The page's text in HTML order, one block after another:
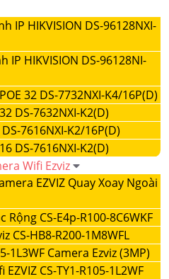
IP HIKVISION DS-96128NXI-
IP HIKVISION DS-96128NI-
32 DS-7732NXI-K4/16P(D)
DS-7632NXI-K2(D)
7616NXI-K2/16P(D)
DS-7616NXI-K2(D)
Wifi Ezviz
EZVIZ Quay Xoay Ngoài
Rộng CS-E4p-R100-8C6WKF
CS-HB8-R200-1M8WFL
1L3WF Camera Ezviz (3MP)
CS-TY1-R105-1L2WF